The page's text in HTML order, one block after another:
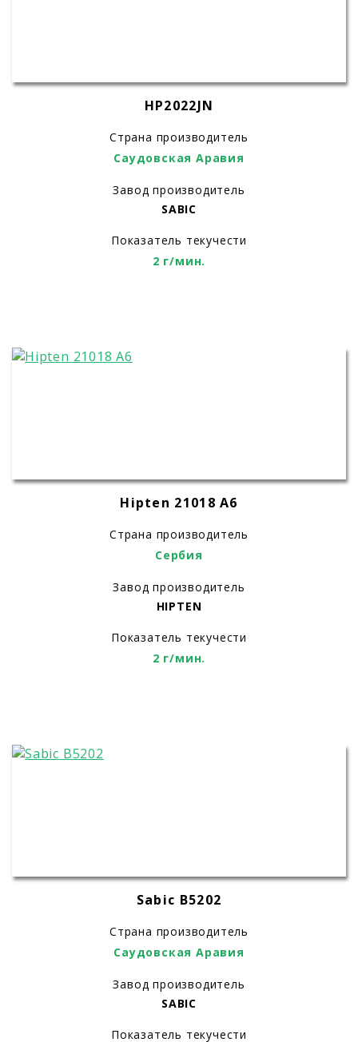
HP2022JN
Страна производитель
Саудовская Аравия
Завод производитель
SABIC
Показатель текучести
2 г/мин.
Hipten 21018 A6
Страна производитель
Сербия
Завод производитель
HIPTEN
Показатель текучести
2 г/мин.
Sabic B5202
Страна производитель
Саудовская Аравия
Завод производитель
SABIC
Показатель текучести